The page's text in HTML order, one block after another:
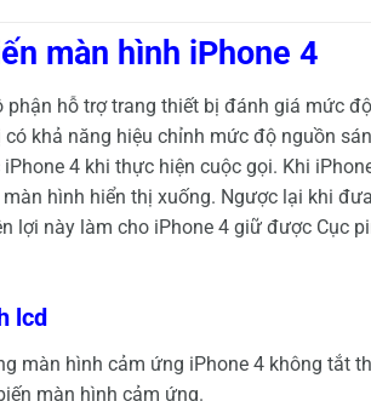
màn hình iPhone 4
hỗ trợ trang thiết bị đánh giá mức
khả năng hiệu chỉnh mức độ nguồn
4 khi thực hiện cuộc gọi. Khi
hình hiển thị xuống. Ngược lại khi
lợi này làm cho iPhone 4 giữ được Cục
lcd
màn hình cảm ứng iPhone 4 không tắt
màn hình cảm ứng.